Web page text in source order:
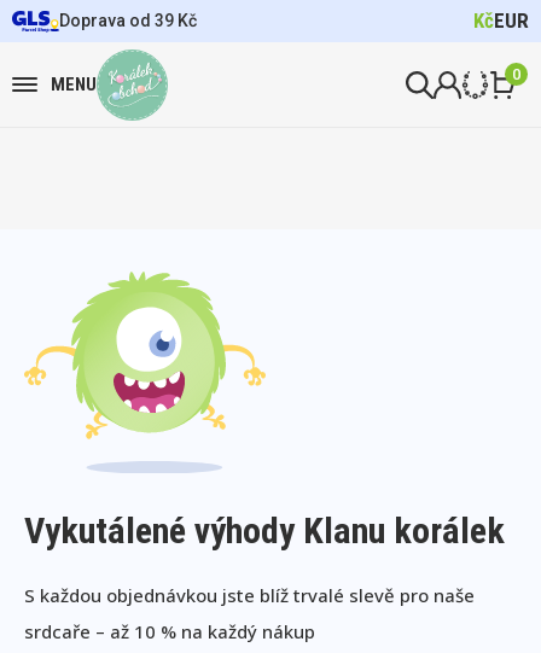
Doprava od 39 Kč KčEUR
MENU 0
Vykutálené výhody Klanu korálek
S každou objednávkou jste blíž trvalé slevě pro naše
srdcaře – až 10 % na každý nákup